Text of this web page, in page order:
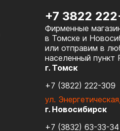
+7 3822
Фирменные
в Томске и
или отправим в
населенный пункт
г. Томск
+7 (3822) 222-309
ул.
г. Новосибирск
+7 (3832) 63-33-34